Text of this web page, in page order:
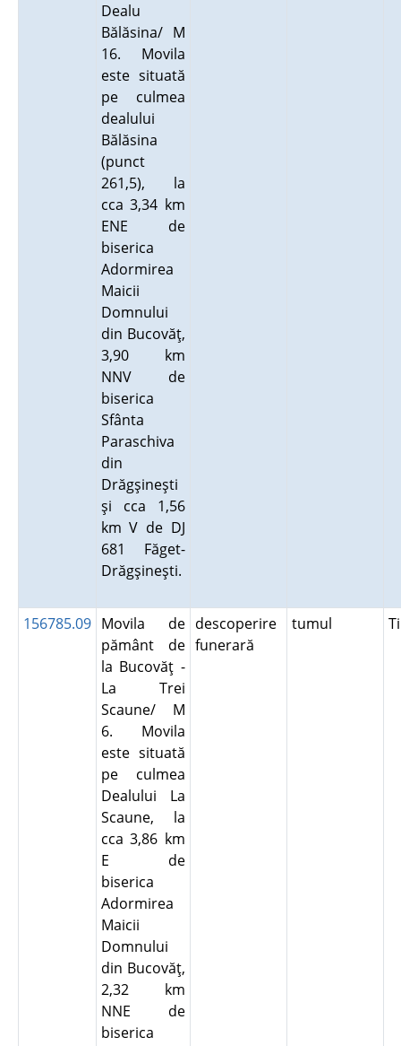
Dealu
Bălăsina/ M
16. Movila
este situată
pe culmea
dealului
Bălăsina
(punct
261,5), la
cca 3,34 km
ENE de
biserica
Adormirea
Maicii
Domnului
din Bucovăţ,
3,90 km
NNV de
biserica
Sfânta
Paraschiva
din
Drăgşineşti
şi cca 1,56
km V de DJ
681 Făget-
Drăgşineşti.
156785.09 Movila de
pământ de
la Bucovăţ -
La Trei
Scaune/ M
6. Movila
este situată
pe culmea
Dealului La
Scaune, la
cca 3,86 km
E de
biserica
Adormirea
Maicii
Domnului
din Bucovăţ,
2,32 km
NNE de
biserica
descoperire
funerară
tumul